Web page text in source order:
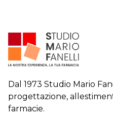
Dal 1973 Studio Mario
progettazione,
farmacie.